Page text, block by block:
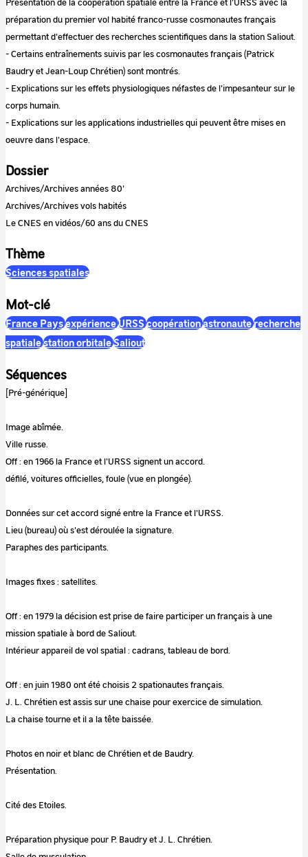
préparation du premier vol habité franco-russe cosmonautes français
permettant d'effectuer des recherches scientifiques dans la station Saliout.
- Certains entraînements suivis par les cosmonautes français (Patrick
Baudry et Jean-Loup Chrétien) sont montrés.
- Explications sur les effets physiologiques néfastes de l'impesanteur sur le
corps humain.
- Explications sur les applications industrielles qui peuvent être mises en
oeuvre dans l'espace.
Dossier
Archives/Archives années 80'
Archives/Archives vols habités
Le CNES en vidéos/60 ans du CNES
Thème
Sciences spatiales
Mot-clé
France PaysexpérienceURSScoopérationastronauterecherche
spatialestation orbitaleSaliout
Séquences
[Pré-générique]
Image abîmée.
Ville russe.
Off : en 1966 la France et l'URSS signent un accord.
défilé, voitures officielles, foule (vue en plongée).
Données sur cet accord signé entre la France et l'URSS.
Lieu (bureau) où s'est déroulée la signature.
Paraphes des participants.
Images fixes : satellites.
Off : en 1979 la décision est prise de faire participer un français à une
mission spatiale à bord de Saliout.
Intérieur appareil de vol spatial : cadrans, tableau de bord.
Off : en juin 1980 ont été choisis 2 spationautes français.
J. L. Chrétien est assis sur une chaise pour exercice de simulation.
La chaise tourne et il a la tête baissée.
Photos en noir et blanc de Chrétien et de Baudry.
Présentation.
Cité des Etoiles.
Préparation physique pour P. Baudry et J. L. Chrétien.